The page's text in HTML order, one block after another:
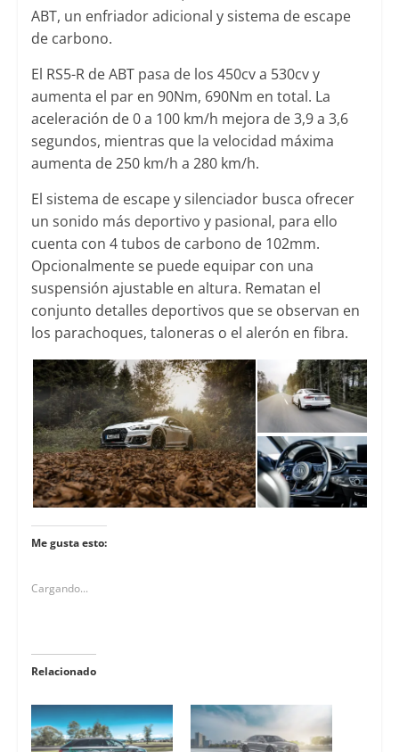
ABT, un enfriador adicional y sistema de escape
de carbono.
El RS5-R de ABT pasa de los 450cv a 530cv y
aumenta el par en 90Nm, 690Nm en total. La
aceleración de 0 a 100 km/h mejora de 3,9 a 3,6
segundos, mientras que la velocidad máxima
aumenta de 250 km/h a 280 km/h.
El sistema de escape y silenciador busca ofrecer
un sonido más deportivo y pasional, para ello
cuenta con 4 tubos de carbono de 102mm.
Opcionalmente se puede equipar con una
suspensión ajustable en altura. Rematan el
conjunto detalles deportivos que se observan en
los parachoques, taloneras o el alerón en fibra.
Me gusta esto:
Cargando...
Relacionado